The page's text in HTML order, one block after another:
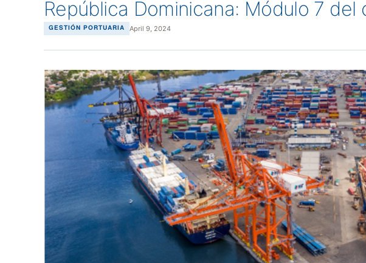
República Dominicana: Módulo 7
GESTIÓN PORTUARIA April 9, 2024